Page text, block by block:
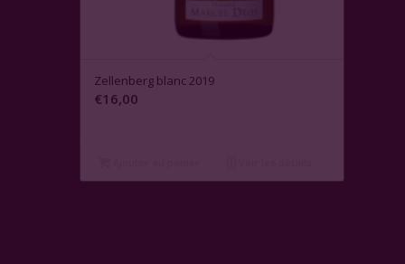
Zellenberg blanc 2019
€16,00